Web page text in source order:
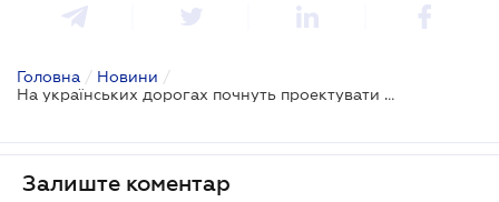
Головна / Новини /
На українських дорогах почнуть проектувати велодоріжки
Залиште коментар